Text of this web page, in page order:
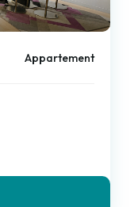
Appartement